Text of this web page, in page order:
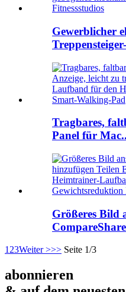
Gewerblicher
Tragbares,
Panel für
Größeres Bild
123Weiter >>> Seite 1/3
abonnieren